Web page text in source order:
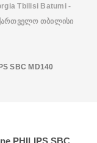
Tbilisi Batumi -
Თბილისი
SBC MD140
PHILIPS SBC